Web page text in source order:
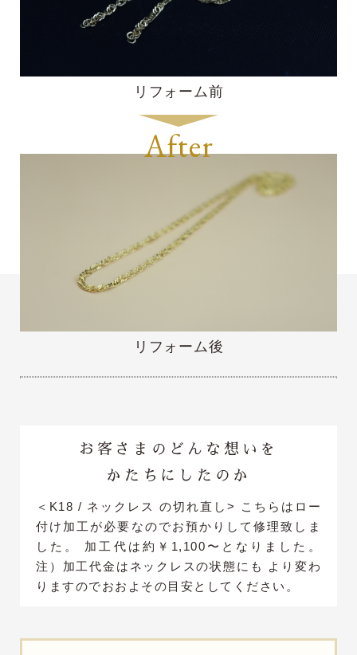
リフォーム前
After
リフォーム後
お客さまのどんな想いを
かたちにしたのか
＜K18 / ネックレス の切れ直し> こちらはロー
付け加工が必要なのでお預かりして修理致しま
した。 加工代は約￥1,100〜となりました。
注）加工代金はネックレスの状態にも より変わ
りますのでおおよその目安としてください。